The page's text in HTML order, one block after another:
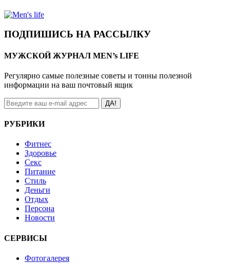
ПОДПИШИСЬ НА РАССЫЛКУ
МУЖСКОЙ ЖУРНАЛ MEN’s LIFE
Регулярно самые полезные советы и тонны полезной
информации на ваш почтовый ящик
ДА!
РУБРИКИ
Фитнес
Здоровье
Секс
Питание
Стиль
Деньги
Отдых
Персона
Новости
СЕРВИСЫ
Фотогалерея